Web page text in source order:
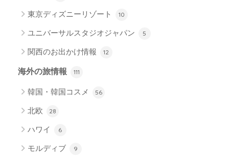
東京ディズニーリゾート 10
ユニバーサルスタジオジャパン 5
関西のお出かけ情報 12
海外の旅情報 111
韓国・韓国コスメ 56
北欧 28
ハワイ 6
モルディブ 9